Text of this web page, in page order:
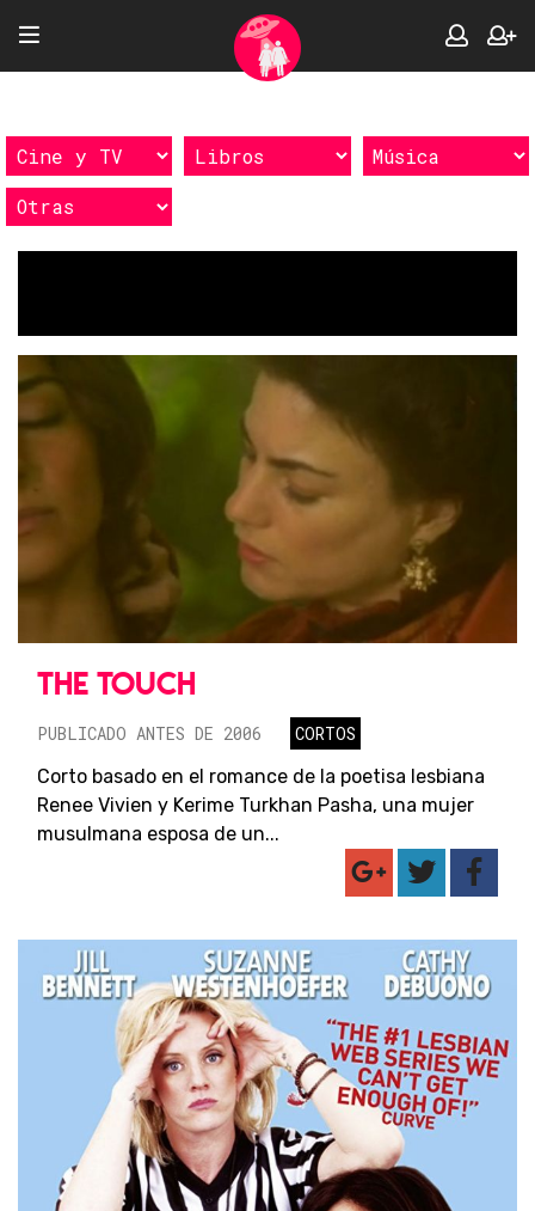
THE TOUCH
PUBLICADO ANTES DE 2006
CORTOS
Corto basado en el romance de la poetisa lesbiana
Renee Vivien y Kerime Turkhan Pasha, una mujer
musulmana esposa de un...